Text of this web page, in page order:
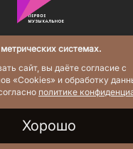
конфиденциальности
разработка сайта
2025
системах.
сайт, вы даёте согласие с
«Cookies» и обработку
политике
Хорошо